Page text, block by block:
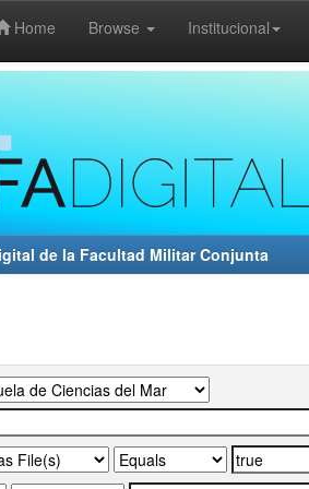
Home Browse Institucional
de la Facultad Militar Conjunta